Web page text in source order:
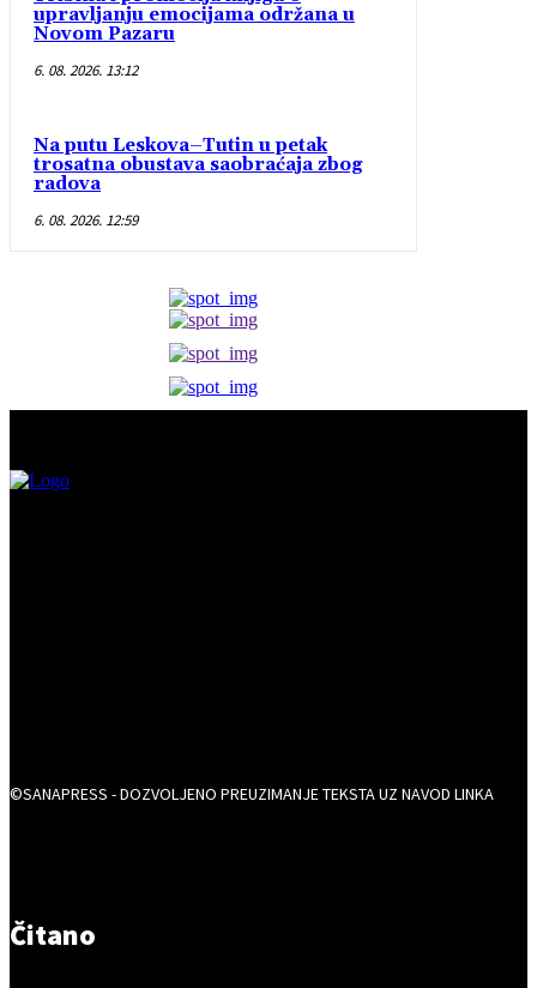
upravljanju emocijama održana u
Novom Pazaru
6. 08. 2026. 13:12
Na putu Leskova–Tutin u petak
trosatna obustava saobraćaja zbog
radova
6. 08. 2026. 12:59
©SANAPRESS - DOZVOLJENO PREUZIMANJE TEKSTA UZ NAVOD LINKA
Čitano